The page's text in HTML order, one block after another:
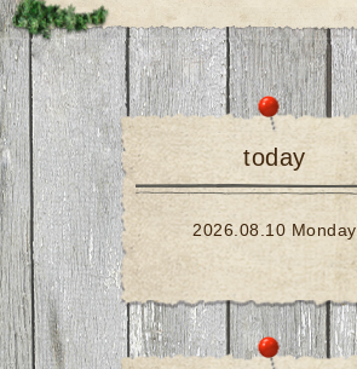
today
2026.08.10 Monday